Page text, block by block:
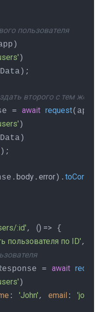
пользователя
)
второго с тем же
= await request(app)
)
);
body . error). toContain
:id', () => {
пользователя по ID',
= await request
)
: 'John', email :